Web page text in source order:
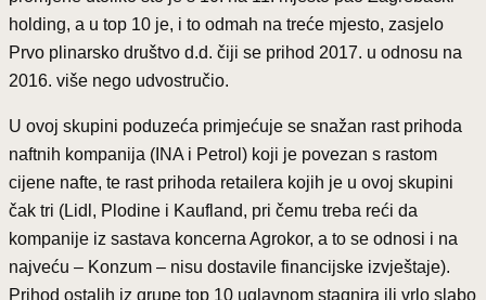
holding, a u top 10 je, i to odmah na treće mjesto, zasjelo
Prvo plinarsko društvo d.d. čiji se prihod 2017. u odnosu na
2016. više nego udvostručio.
U ovoj skupini poduzeća primjećuje se snažan rast prihoda
naftnih kompanija (INA i Petrol) koji je povezan s rastom
cijene nafte, te rast prihoda retailera kojih je u ovoj skupini
čak tri (Lidl, Plodine i Kaufland, pri čemu treba reći da
kompanije iz sastava koncerna Agrokor, a to se odnosi i na
najveću – Konzum – nisu dostavile financijske izvještaje).
Prihod ostalih iz grupe top 10 uglavnom stagnira ili vrlo slabo